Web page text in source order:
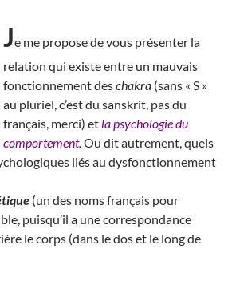
Je me propose de vous présenter la
relation qui existe entre un mauvais
fonctionnement deschakra (sans « S »
au pluriel, c’est du sanskrit, pas du
français, merci) et la psychologie du
comportement. Ou dit autrement, quels
liés au dysfonctionnement
(un des noms français pour
puisqu’il a une correspondance
le corps (dans le dos et le long de